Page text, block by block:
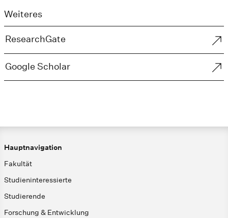
Weiteres
ResearchGate
Google Scholar
Hauptnavigation
Fakultät
Studieninteressierte
Studierende
Forschung & Entwicklung